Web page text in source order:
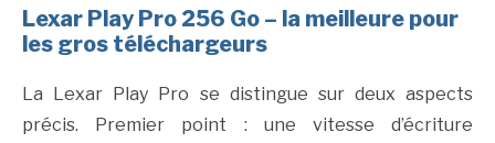
Lexar Play Pro 256 Go – la meilleure pour
les gros téléchargeurs
La Lexar Play Pro se distingue sur deux aspects
précis. Premier point : une vitesse d’écriture